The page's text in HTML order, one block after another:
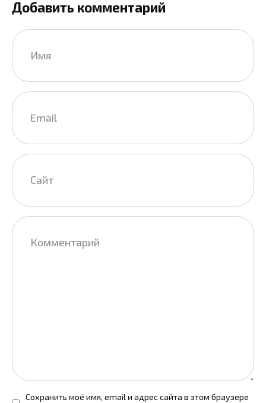
Добавить комментарий
Имя
Email
Сайт
Комментарий
Сохранить моё имя, email и адрес сайта в этом браузере